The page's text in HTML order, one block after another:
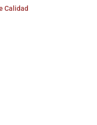
Calidad